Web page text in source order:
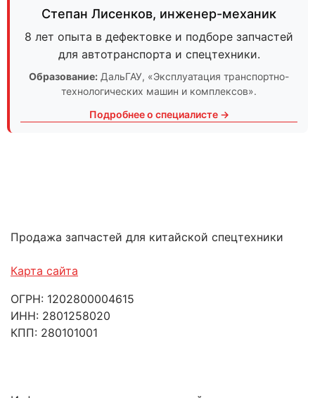
Степан Лисенков, инженер-механик
8 лет опыта в дефектовке и подборе запчастей
для автотранспорта и спецтехники.
Образование: ДальГАУ, «Эксплуатация транспортно-
технологических машин и комплексов».
Подробнее о специалисте →
Продажа запчастей для китайской спецтехники
Карта сайта
ОГРН: 1202800004615
ИНН: 2801258020
КПП: 280101001